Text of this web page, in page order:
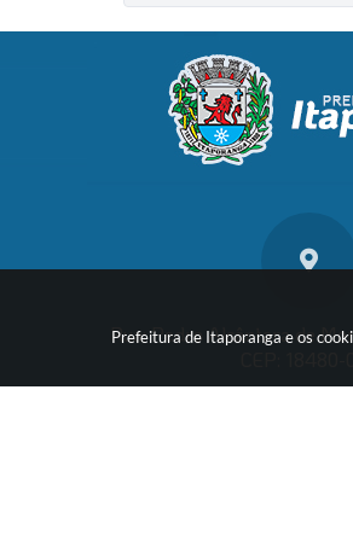
Prefeitura de Itaporanga e os
Rua: Pedro Alcântara de